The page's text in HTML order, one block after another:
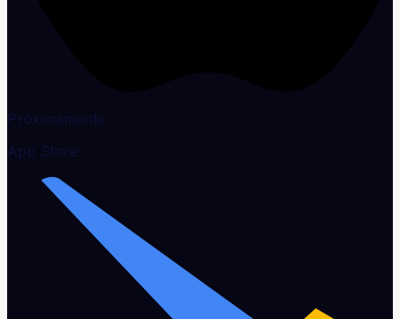
Próximamente
App Store